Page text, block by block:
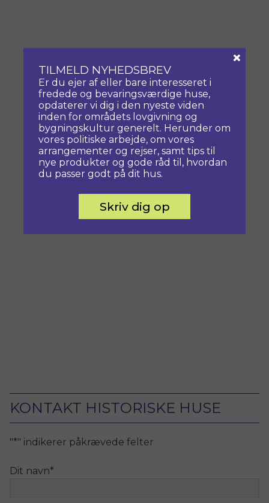
KONTAKT HISTORISKE HUSE
"*" indikerer påkrævede felter
Dit navn*
TILMELD NYHEDSBREV
Er du ejer af eller bare interesseret i
fredede og bevaringsværdige huse,
opdaterer vi dig i den nyeste viden
inden for områdets lovgivning og
bygningskultur generelt. Herunder om
vores politiske arbejde, om vores
arrangementer og rejser, samt tips til
nye produkter og gode råd til, hvordan
du passer godt på dit hus.
Skriv dig op
×